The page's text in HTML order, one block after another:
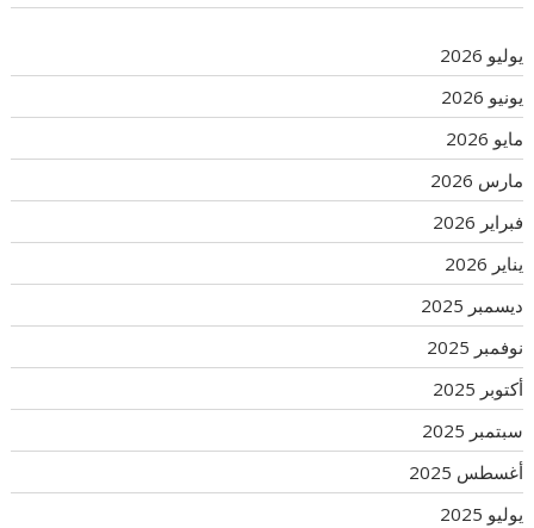
يوليو 2026
يونيو 2026
مايو 2026
مارس 2026
فبراير 2026
يناير 2026
ديسمبر 2025
نوفمبر 2025
أكتوبر 2025
سبتمبر 2025
أغسطس 2025
يوليو 2025